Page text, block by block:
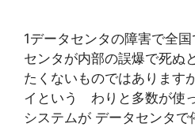
1データセンタの障害で全
センタが内部の誤爆で死ぬ
たくないものではあります
イという わりと多数が使
システムが データセンタ